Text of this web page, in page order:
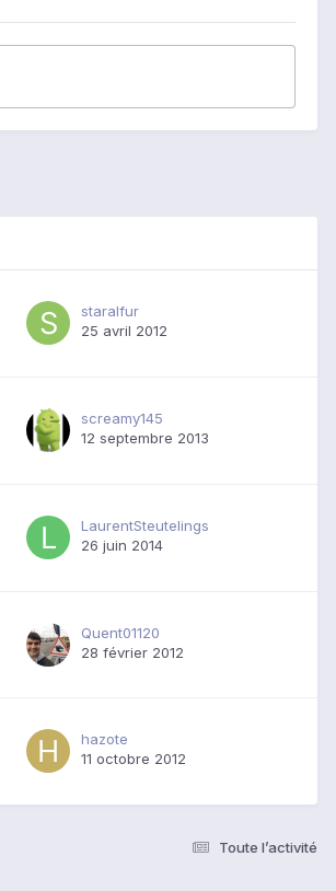
staralfur
25 avril 2012
screamy145
12 septembre 2013
LaurentSteutelings
26 juin 2014
Quent01120
28 février 2012
hazote
11 octobre 2012
Toute l’activité